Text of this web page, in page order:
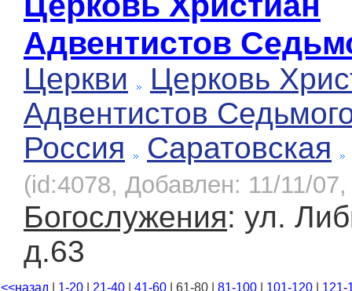
Адвентистов
Церкви
Церковь
Адвентистов
Россия
Саратовская
(id:4078, Добавлен: 11/11/
Богослужения: ул.
д.63
<<назад 1-20 21-40 41-60 | 61-80 | 81-100 101-120 121-